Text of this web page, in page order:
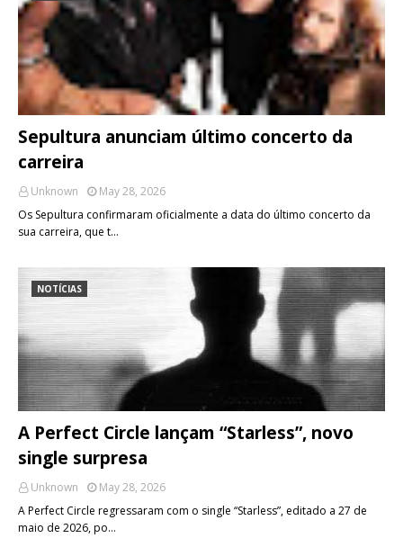
Sepultura anunciam último concerto da
carreira
Unknown
May 28, 2026
Os Sepultura confirmaram oficialmente a data do último concerto da
sua carreira, que t…
NOTÍCIAS
A Perfect Circle lançam “Starless”, novo
single surpresa
Unknown
May 28, 2026
A Perfect Circle regressaram com o single “Starless”, editado a 27 de
maio de 2026, po…